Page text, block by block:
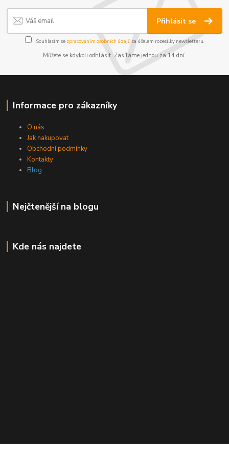
Přihlásit se
Souhlasím se zpracováním osobních údajůza účelem rozesílky newsletteru.
Můžete se kdykoli odhlásit. Zasíláme jednou za 14 dní.
Informace pro zákazníky
O nás
Jak nakupovat
Obchodní podmínky
Kontakty
Blog
Nejčtenější na blogu
Kde nás najdete